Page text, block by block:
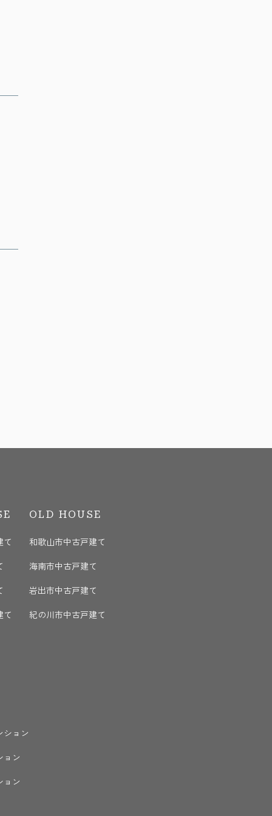
て
て
OLD HOUSE
和歌山市中古戸建て
海南市中古戸建て
岩出市中古戸建て
紀の川市中古戸建て
ション
ョン
ョン